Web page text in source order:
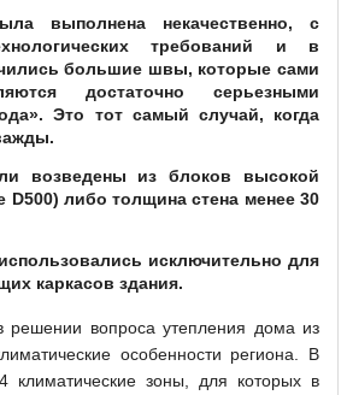
выполнена некачественно, с
требований и в
большие швы, которые сами
достаточно серьезными
Это тот самый случай, когда
возведены из блоков высокой
D500) либо толщина стена менее 30
исключительно для
каркасов здания.
решении вопроса утепления дома из
особенности региона. В
климатические зоны, для которых в